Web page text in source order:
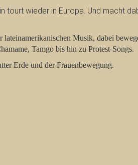
tourt wieder in Europa. Und macht
Musik, dabei
Tamgo bis hin zu Protest-Songs.
Erde und der Frauenbewegung.